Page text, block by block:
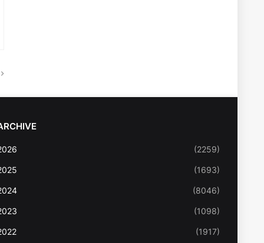
(2259)
(1693)
(8046)
(1098)
(1917)